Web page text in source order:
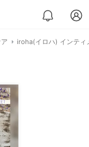
iroha(イロハ) インティ